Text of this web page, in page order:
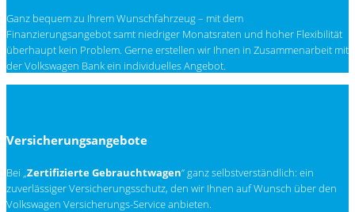
Ganz bequem zu Ihrem Wunschfahrzeug – mit dem
Finanzierungsangebot samt niedriger Monatsraten und hoher Flexibilität
überhaupt kein Problem. Gerne erstellen wir Ihnen in Zusammenarbeit mit
der Volkswagen Bank ein individuelles Angebot.
Versicherungsangebote
Bei „Zertifizierte Gebrauchtwagen“ ganz selbstverständlich: ein
zuverlässiger Versicherungsschutz, den wir Ihnen auf Wunsch über den
Volkswagen Versicherungs-Service anbieten.